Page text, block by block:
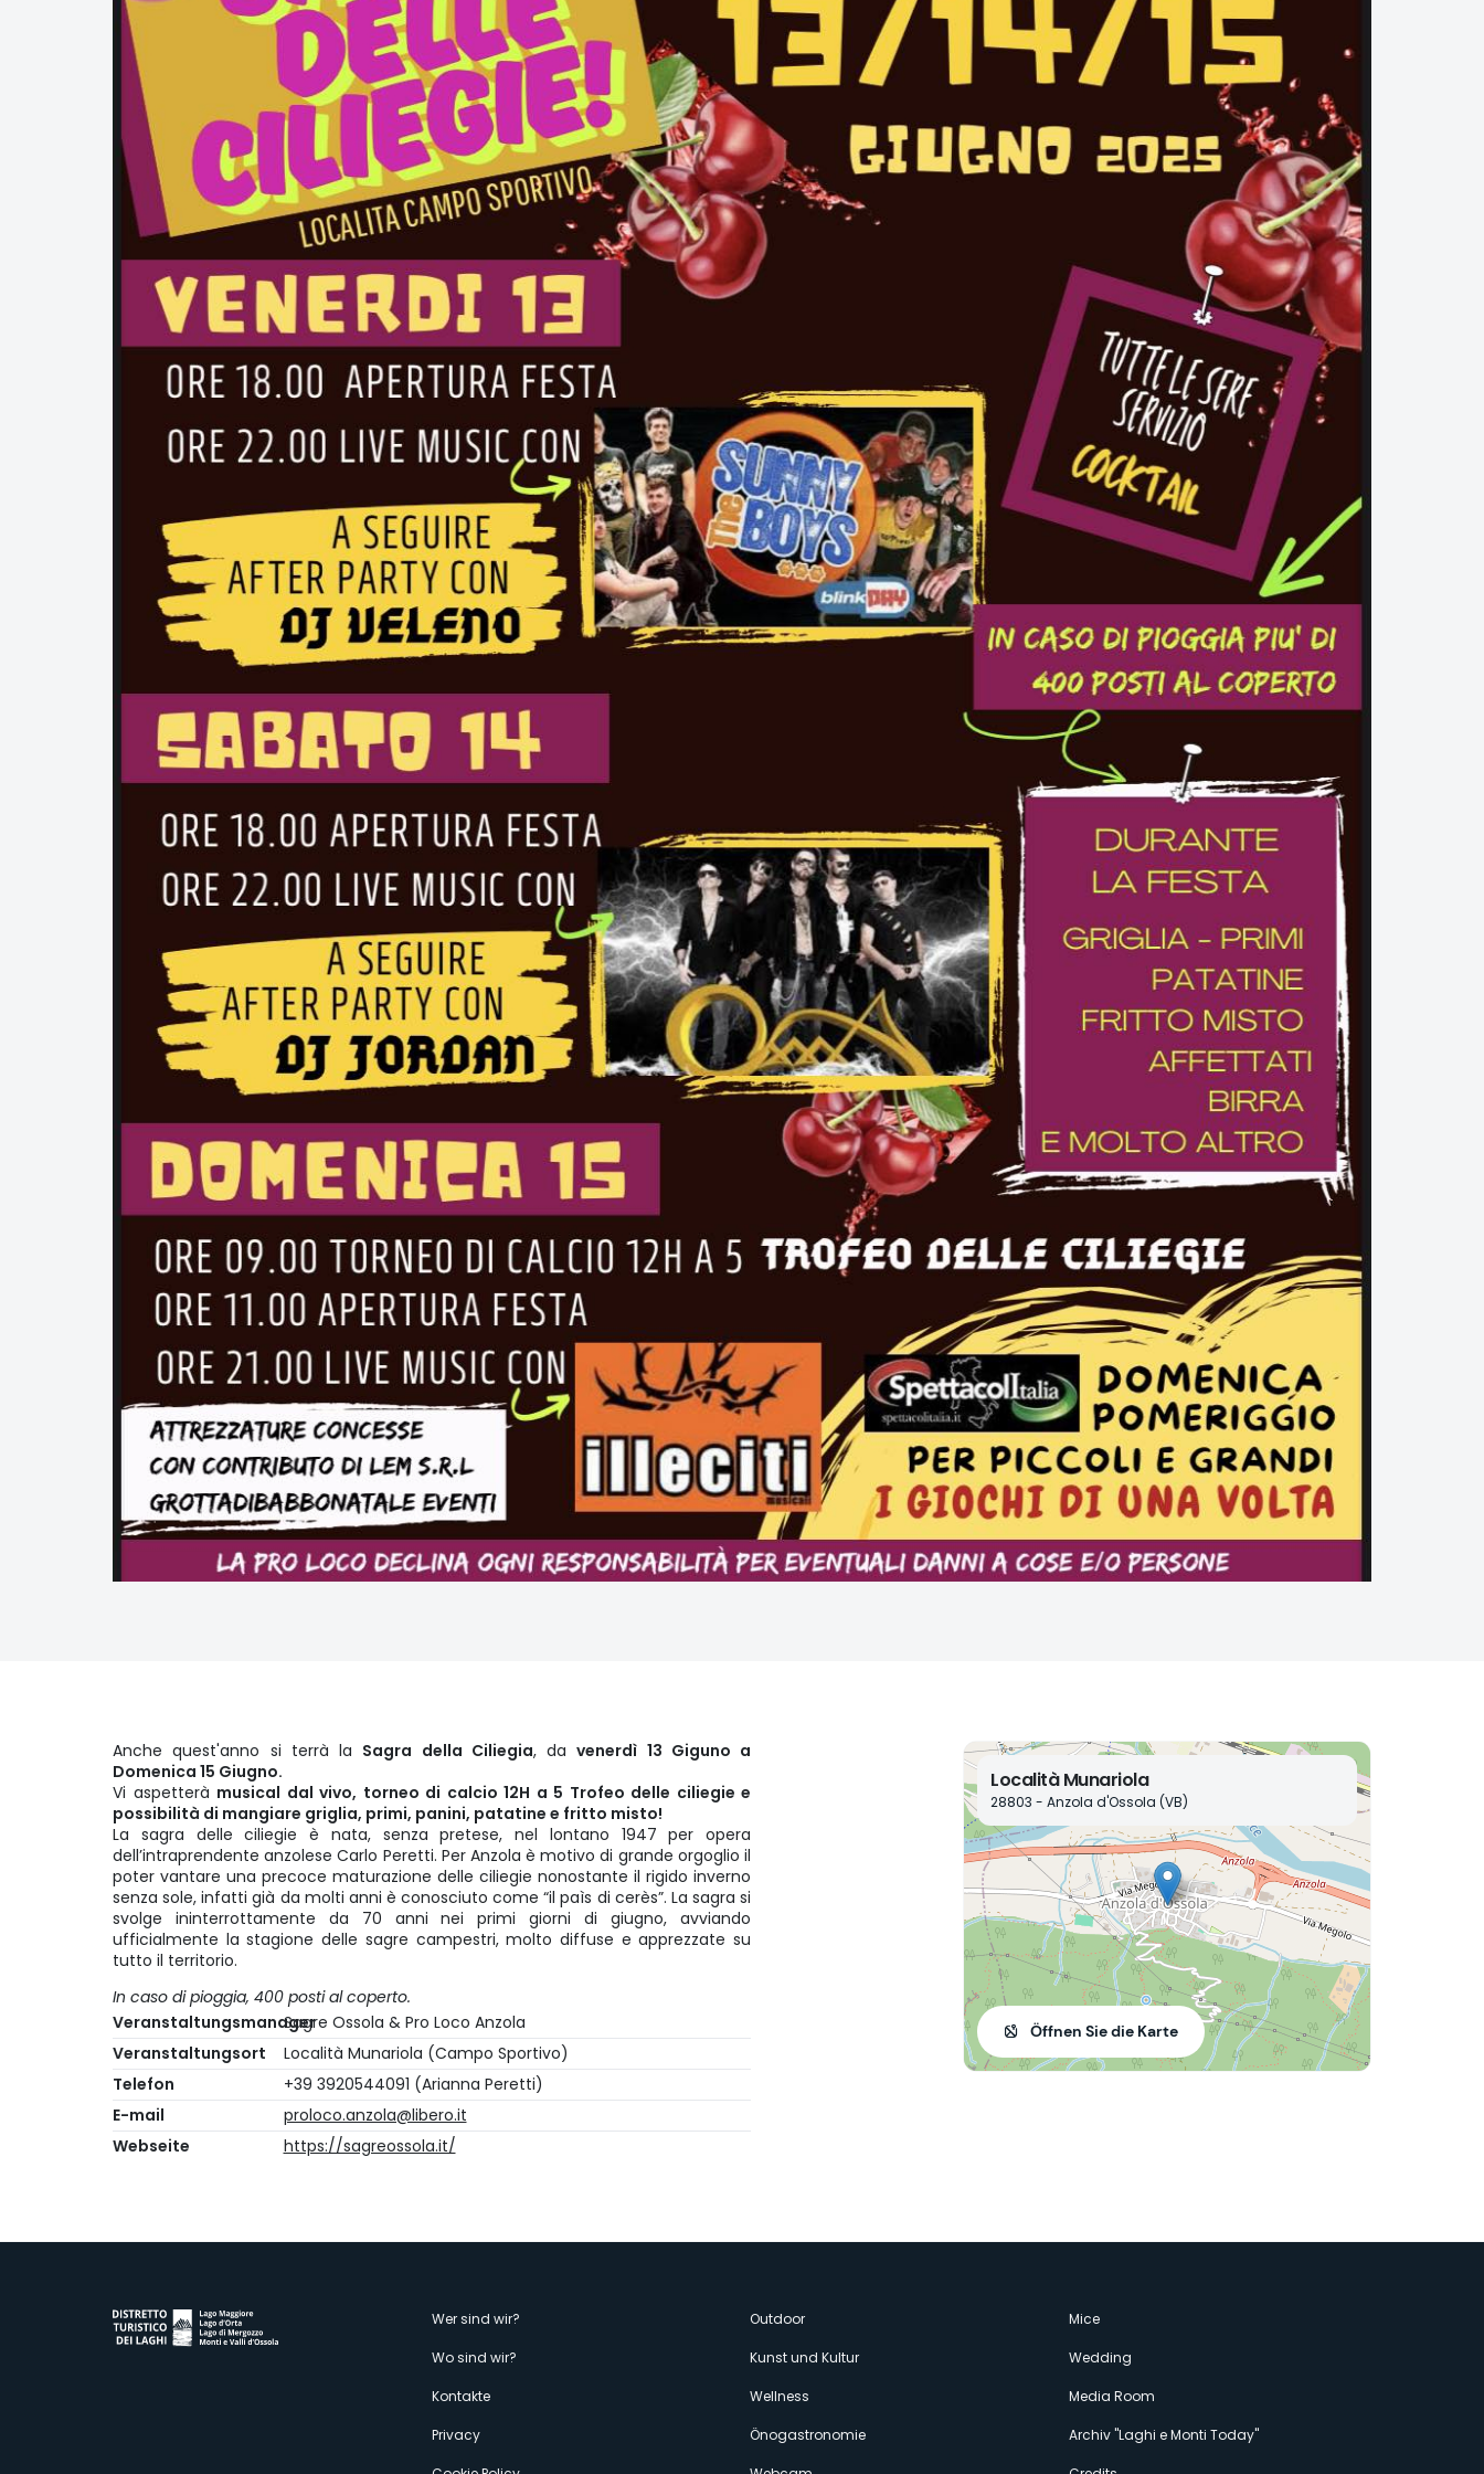
Anche quest'anno si terrà la Sagra della Ciliegia, davenerdì 13 Giguno a
Domenica 15 Giugno.
Vi aspetterà musical dal vivo, torneo di calcio 12H a 5 Trofeo delle ciliegie e
possibilità di mangiare griglia, primi, panini, patatine e fritto misto!
La sagra delle ciliegie è nata, senza pretese, nel lontano 1947 per opera
dell’intraprendente anzolese Carlo Peretti. Per Anzola è motivo di grande orgoglio il
poter vantare una precoce maturazione delle ciliegie nonostante il rigido inverno
senza sole, infatti già da molti anni è conosciuto come “il paìs di cerès”. La sagra si
svolge ininterrottamente da 70 anni nei primi giorni di giugno, avviando
ufficialmente la stagione delle sagre campestri, molto diffuse e apprezzate su
tutto il territorio.
In caso di pioggia, 400 posti al coperto.
VeranstaltungsmanagerSagre Ossola & Pro Loco Anzola
Veranstaltungsort
Località Munariola (Campo Sportivo)
Telefon
+39 3920544091 (Arianna Peretti)
E-mail
proloco.anzola@libero.it
Webseite
https://sagreossola.it/
Località Munariola
28803 - Anzola d'Ossola (VB)
Öffnen Sie die Karte
Menù
secondario
Wer sind wir?
Wo sind wir?
Kontakte
Privacy
Outdoor
Kunst und Kultur
Wellness
Önogastronomie
Mice
Wedding
Media Room
Archiv "Laghi e Monti Today"